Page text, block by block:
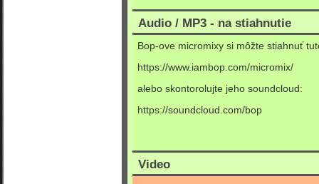
Audio / MP3 - na stiahnutie
Bop-ove micromixy si môžte stiahnuť
https://www.iambop.com/micromix/
alebo skontorolujte jeho soundcloud:
https://soundcloud.com/bop
Video